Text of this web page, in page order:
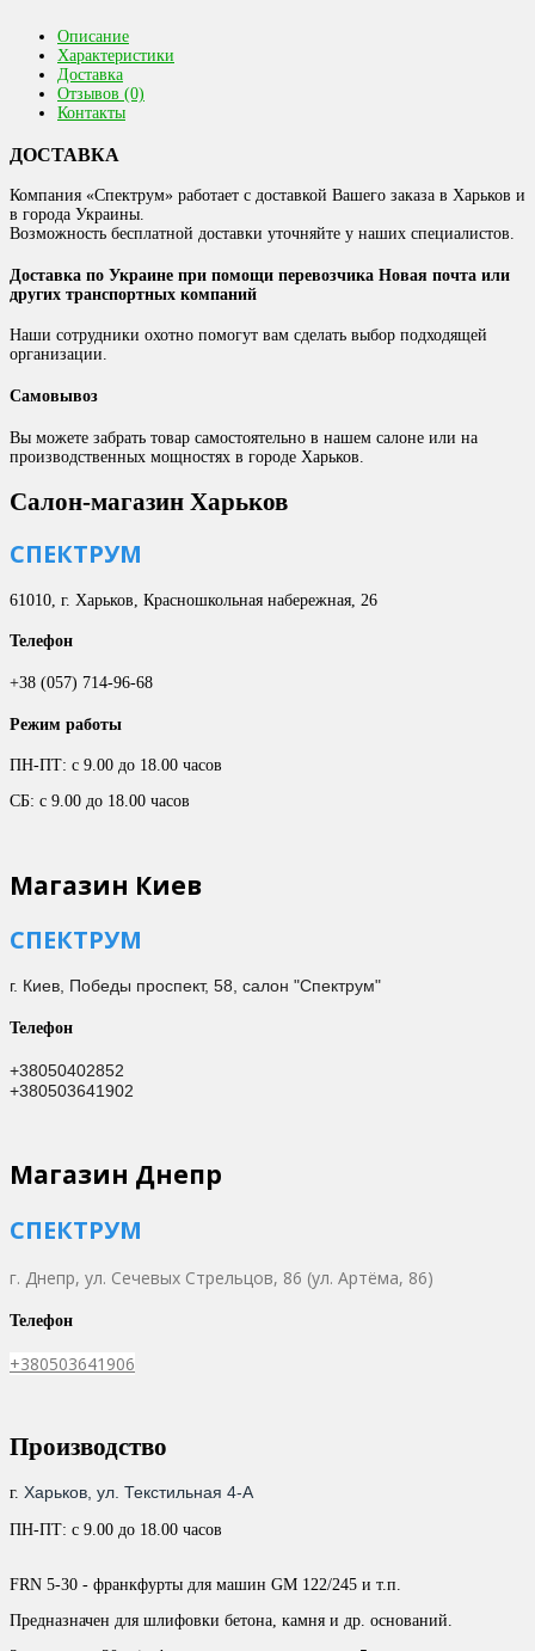
Описание
Характеристики
Доставка
Отзывов (0)
Контакты
ДОСТАВКА
Компания «Спектрум» работает с доставкой Вашего заказа в Харьков и
в города Украины.
Возможность бесплатной доставки уточняйте у наших специалистов.
Доставка по Украине при помощи перевозчика Новая почта или
других транспортных компаний
Наши сотрудники охотно помогут вам сделать выбор подходящей
организации.
Самовывоз
Вы можете забрать товар самостоятельно в нашем салоне или на
производственных мощностях в городе Харьков.
Салон-магазин Харьков
СПЕКТРУМ
61010, г. Харьков, Красношкольная набережная, 26
Телефон
+38 (057) 714-96-68
Режим работы
ПН-ПТ: с 9.00 до 18.00 часов
СБ: с 9.00 до 18.00 часов
Магазин Киев
СПЕКТРУМ
г. Киев, Победы проспект, 58, салон "Спектрум"
Телефон
+38050402852
+380503641902
Магазин Днепр
СПЕКТРУМ
г. Днепр, ул. Сечевых Стрельцов, 86 (ул. Артёма, 86)
Телефон
+380503641906
Производство
г. Харьков, ул. Текстильная 4-А
ПН-ПТ: с 9.00 до 18.00 часов
FRN 5-30 - франкфурты для машин GM 122/245 и т.п.
Предназначен для шлифовки бетона, камня и др. оснований.